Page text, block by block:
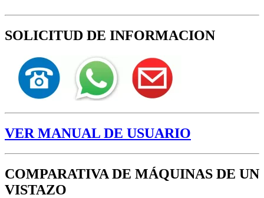
SOLICITUD DE INFORMACION
VER MANUAL DE USUARIO
COMPARATIVA DE MÁQUINAS DE UN
VISTAZO